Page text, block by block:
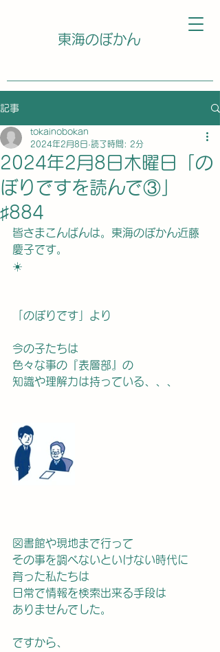
東海のぼかん
記事
2024年2月8日木曜日「の
ぼりですを読んで③」
♯884
tokainobokan
2024年2月8日 読了時間: 2分
皆さまこんばんは。東海のぼかん近藤
慶子です。
☀️
「のぼりです」より
今の子たちは
色々な事の『表層部』の
知識や理解力は持っている、、、
図書館や現地まで行って
その事を調べないといけない時代に
育った私たちは
日常で情報を検索出来る手段は
ありませんでした。
ですから、